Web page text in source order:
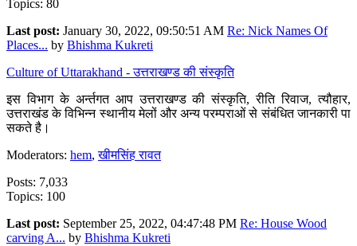
Topics: 80
Last post: January 30, 2022, 09:50:51 AM Re: Nick Names Of
Places... by Bhishma Kukreti
Culture of Uttarakhand - उत्तराखण्ड की संस्कृति
इस विभाग के अर्न्तगत आप उत्तराखण्ड की संस्कृति, रीति रिवाज, त्यौहार,
उत्तराखंड के विभिन्न स्थानीय मेलों और अन्य परम्पराओं से संबंधित जानकारी पा
सकते है।
Moderators: hem,खीमसिंह रावत
Posts: 7,033
Topics: 100
Last post: September 25, 2022, 04:47:48 PM Re: House Wood
carving A... by Bhishma Kukreti